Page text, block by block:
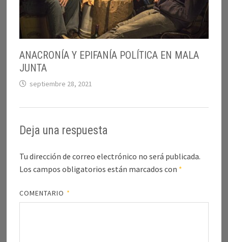
ANACRONÍA Y EPIFANÍA POLÍTICA EN MALA
JUNTA
septiembre 28, 2021
Deja una respuesta
Tu dirección de correo electrónico no será publicada.
Los campos obligatorios están marcados con *
COMENTARIO *